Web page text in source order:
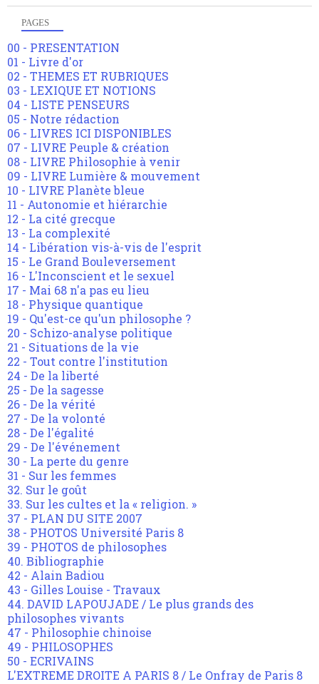
PAGES
00 - PRESENTATION
01 - Livre d'or
02 - THEMES ET RUBRIQUES
03 - LEXIQUE ET NOTIONS
04 - LISTE PENSEURS
05 - Notre rédaction
06 - LIVRES ICI DISPONIBLES
07 - LIVRE Peuple & création
08 - LIVRE Philosophie à venir
09 - LIVRE Lumière & mouvement
10 - LIVRE Planète bleue
11 - Autonomie et hiérarchie
12 - La cité grecque
13 - La complexité
14 - Libération vis-à-vis de l'esprit
15 - Le Grand Bouleversement
16 - L'Inconscient et le sexuel
17 - Mai 68 n'a pas eu lieu
18 - Physique quantique
19 - Qu'est-ce qu'un philosophe ?
20 - Schizo-analyse politique
21 - Situations de la vie
22 - Tout contre l'institution
24 - De la liberté
25 - De la sagesse
26 - De la vérité
27 - De la volonté
28 - De l'égalité
29 - De l'événement
30 - La perte du genre
31 - Sur les femmes
32. Sur le goût
33. Sur les cultes et la « religion. »
37 - PLAN DU SITE 2007
38 - PHOTOS Université Paris 8
39 - PHOTOS de philosophes
40. Bibliographie
42 - Alain Badiou
43 - Gilles Louise - Travaux
44. DAVID LAPOUJADE / Le plus grands des
philosophes vivants
47 - Philosophie chinoise
49 - PHILOSOPHES
50 - ECRIVAINS
L'EXTREME DROITE A PARIS 8 / Le Onfray de Paris 8